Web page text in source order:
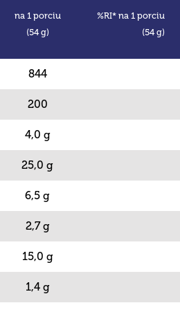
na 1 porciu
(54 g)
%RI* na 1 porciu
(54 g)
844
200
4,0 g
25,0 g
6,5 g
2,7 g
15,0 g
1,4 g